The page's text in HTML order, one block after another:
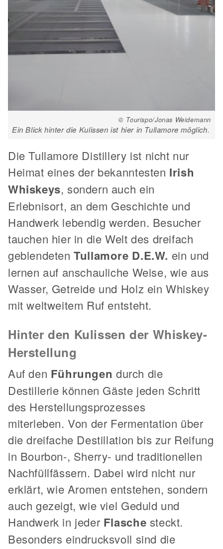
© Tourispo/Jonas Weidemann
Ein Blick hinter die Kulissen ist hier in Tullamore möglich.
Die Tullamore Distillery ist nicht nur
Heimat eines der bekanntesten Irish
Whiskeys, sondern auch ein
Erlebnisort, an dem Geschichte und
Handwerk lebendig werden. Besucher
tauchen hier in die Welt des dreifach
geblendetenTullamore D.E.W. ein und
lernen auf anschauliche Weise, wie aus
Wasser, Getreide und Holz ein Whiskey
mit weltweitem Ruf entsteht.
Hinter den Kulissen der Whiskey-
Herstellung
Auf den Führungen durch die
Destillerie können Gäste jeden Schritt
des Herstellungsprozesses
miterleben. Von der Fermentation über
die dreifache Destillation bis zur Reifung
in Bourbon-, Sherry- und traditionellen
Nachfüllfässern. Dabei wird nicht nur
erklärt, wie Aromen entstehen, sondern
auch gezeigt, wie viel Geduld und
Handwerk in jeder Flasche steckt.
Besonders eindrucksvoll sind die